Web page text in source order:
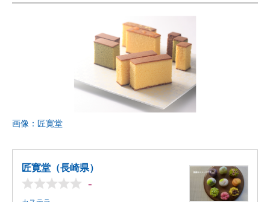
画像：匠寛堂
匠寛堂（長崎県）
-